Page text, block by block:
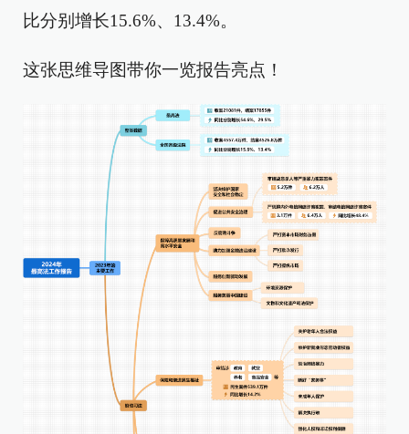
比分别增长15.6%、13.4%。
这张思维导图带你一览报告亮点！